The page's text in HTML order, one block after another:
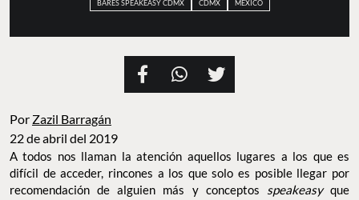
BARES SPEAKEASY CDMX
CDMX MÉXICO
Por Zazil Barragán
22 de abril del 2019
A todos nos llaman la atención aquellos lugares a los que es
difícil de acceder, rincones a los que solo es posible llegar por
recomendación de alguien más y conceptos speakeasyque